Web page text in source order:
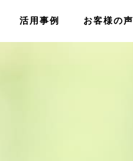
活用事例 お客様の声